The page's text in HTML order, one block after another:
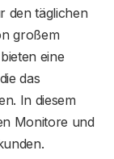
den täglichen
großem
eine
das
In diesem
Monitore und